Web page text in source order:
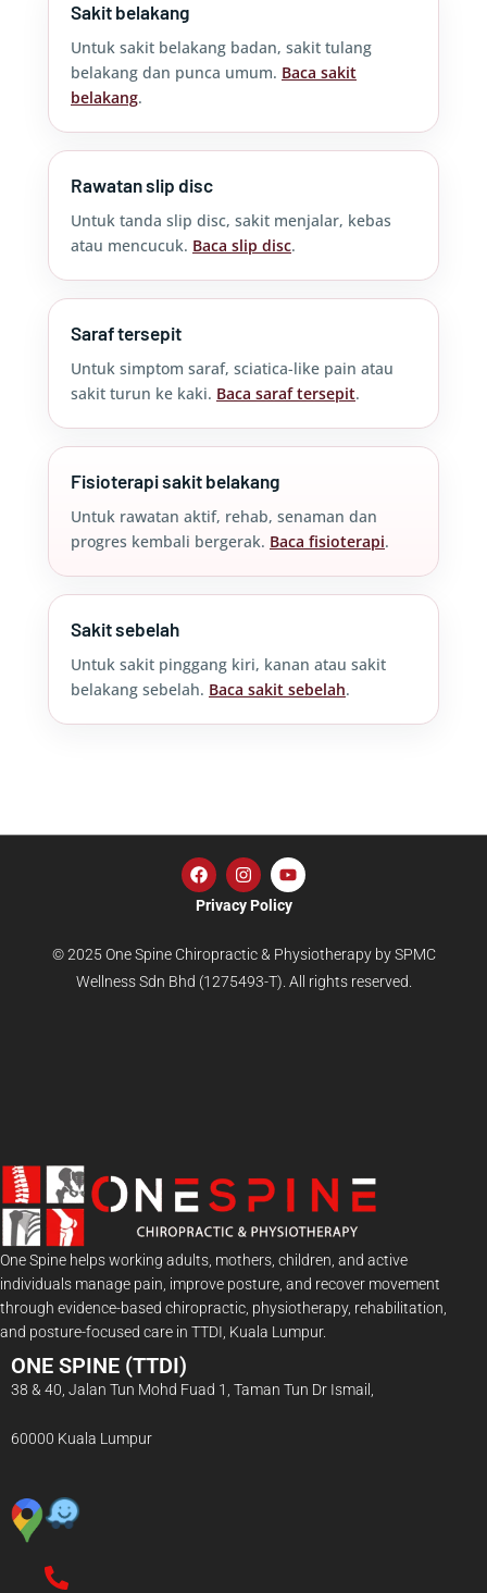
Sakit belakang
Untuk sakit belakang badan, sakit tulang
belakang dan punca umum. Baca sakit
belakang.
Rawatan slip disc
Untuk tanda slip disc, sakit menjalar, kebas
atau mencucuk. Baca slip disc.
Saraf tersepit
Untuk simptom saraf, sciatica-like pain atau
sakit turun ke kaki. Baca saraf tersepit.
Fisioterapi sakit belakang
Untuk rawatan aktif, rehab, senaman dan
progres kembali bergerak. Baca fisioterapi.
Sakit sebelah
Untuk sakit pinggang kiri, kanan atau sakit
belakang sebelah. Baca sakit sebelah.
Privacy Policy
© 2025 One Spine Chiropractic & Physiotherapy by SPMC
Wellness Sdn Bhd (1275493-T). All rights reserved.
One Spine helps working adults, mothers, children, and active
individuals manage pain, improve posture, and recover movement
through evidence-based chiropractic, physiotherapy, rehabilitation,
and posture-focused care in TTDI, Kuala Lumpur.
ONE SPINE (TTDI)
38 & 40, Jalan Tun Mohd Fuad 1, Taman Tun Dr Ismail,
60000 Kuala Lumpur